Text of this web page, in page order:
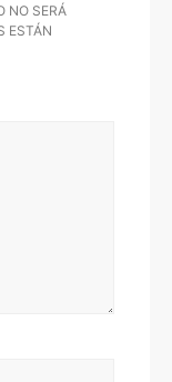
NO SERÁ
ESTÁN